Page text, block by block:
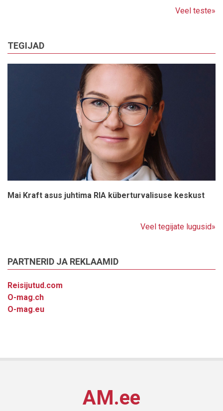
Veel teste»
TEGIJAD
Mai Kraft asus juhtima RIA küberturvalisuse keskust
Veel tegijate lugusid»
PARTNERID JA REKLAAMID
Reisijutud.com
O-mag.ch
O-mag.eu
AM.ee